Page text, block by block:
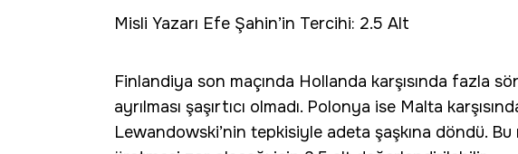
Misli Yazarı Efe Şahin’in Tercihi: 2.5 Alt
Finlandiya son maçında Hollanda karşısında fazla
ayrılması şaşırtıcı olmadı. Polonya ise Malta
Lewandowski’nin tepkisiyle adeta şaşkına döndü.